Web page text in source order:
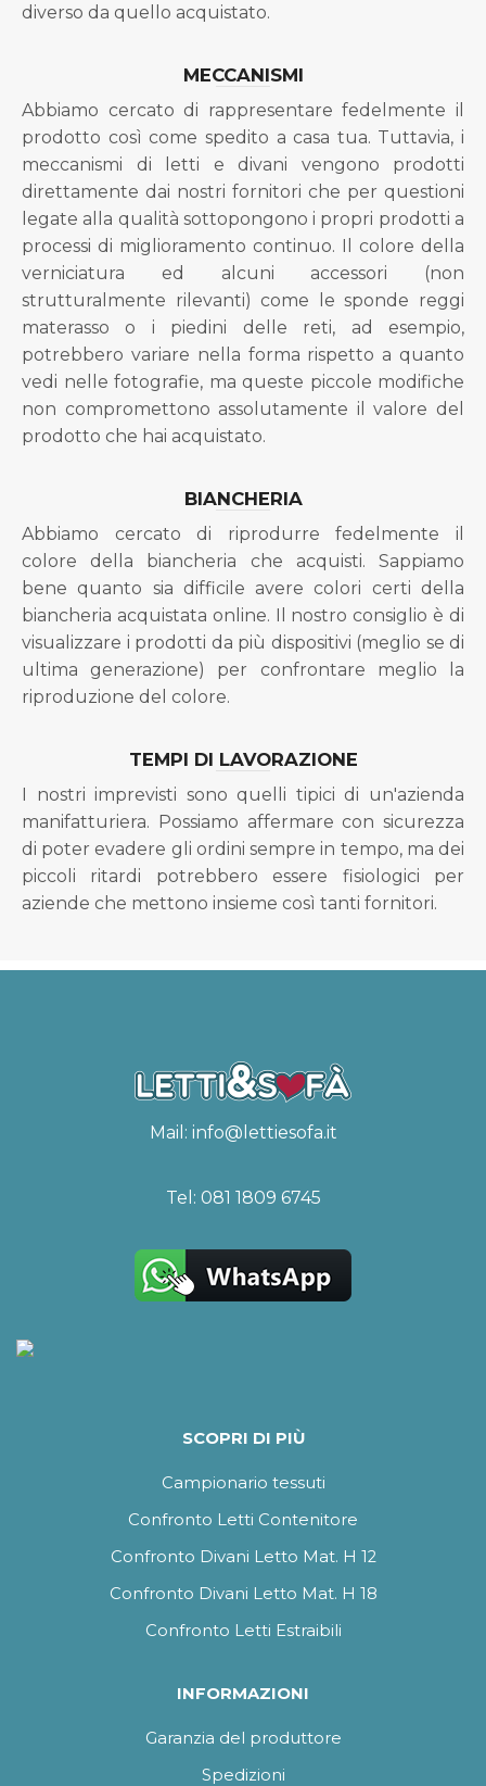
diverso da quello acquistato.
MECCANISMI
Abbiamo cercato di rappresentare fedelmente il
prodotto così come spedito a casa tua. Tuttavia, i
meccanismi di letti e divani vengono prodotti
direttamente dai nostri fornitori che per questioni
legate alla qualità sottopongono i propri prodotti a
processi di miglioramento continuo. Il colore della
verniciatura ed alcuni accessori (non
strutturalmente rilevanti) come le sponde reggi
materasso o i piedini delle reti, ad esempio,
potrebbero variare nella forma rispetto a quanto
vedi nelle fotografie, ma queste piccole modifiche
non compromettono assolutamente il valore del
prodotto che hai acquistato.
BIANCHERIA
Abbiamo cercato di riprodurre fedelmente il
colore della biancheria che acquisti. Sappiamo
bene quanto sia difficile avere colori certi della
biancheria acquistata online. Il nostro consiglio è di
visualizzare i prodotti da più dispositivi (meglio se di
ultima generazione) per confrontare meglio la
riproduzione del colore.
TEMPI DI LAVORAZIONE
I nostri imprevisti sono quelli tipici di un'azienda
manifatturiera. Possiamo affermare con sicurezza
di poter evadere gli ordini sempre in tempo, ma dei
piccoli ritardi potrebbero essere fisiologici per
aziende che mettono insieme così tanti fornitori.
Mail: info@lettiesofa.it
Tel: 081 1809 6745
SCOPRI DI PIÙ
Campionario tessuti
Confronto Letti Contenitore
Confronto Divani Letto Mat. H 12
Confronto Divani Letto Mat. H 18
Confronto Letti Estraibili
INFORMAZIONI
Garanzia del produttore
Spedizioni